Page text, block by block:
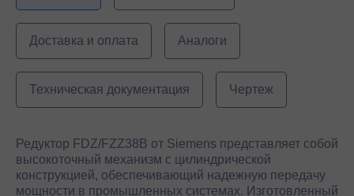
Доставка и оплата Аналоги
Техническая документация Чертеж
Редуктор FDZ/FZZ38B от Siemens представляет собой
высокоточный механизм с цилиндрической
конструкцией, обеспечивающий надежную передачу
мощности в промышленных системах. Изготовленный